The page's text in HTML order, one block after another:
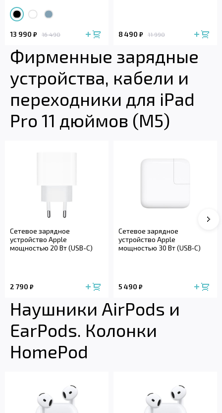
13 990 ₽ 16 490 8 490 ₽ 11 990
Фирменные зарядные
устройства, кабели и
переходники для iPad
Pro 11 дюймов (M5)
Сетевое зарядное
устройство Apple
мощностью 20 Вт (USB-C)
2 790 ₽
Сетевое зарядное
устройство Apple
мощностью 30 Вт (USB‑C)
5 490 ₽
Наушники AirPods и
EarPods. Колонки
HomePod